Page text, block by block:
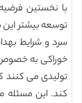
با نخستین
توسعه بیشتر این
سرد و شرایط
خوراکی به
تولیدی می کنند
کند. این مسئله